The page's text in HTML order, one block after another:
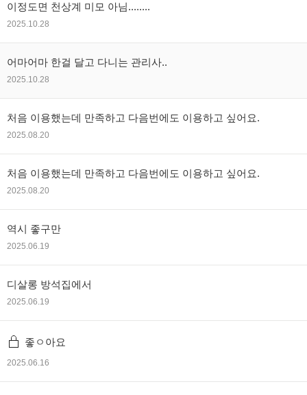
이정도면 천상계 미모 아님........
2025.10.28
어마어마 한걸 달고 다니는 관리사..
2025.10.28
처음 이용했는데 만족하고 다음번에도 이용하고 싶어요.
2025.08.20
처음 이용했는데 만족하고 다음번에도 이용하고 싶어요.
2025.08.20
역시 좋구만
2025.06.19
디살롱 방석집에서
2025.06.19
좋ㅇ아요
2025.06.16